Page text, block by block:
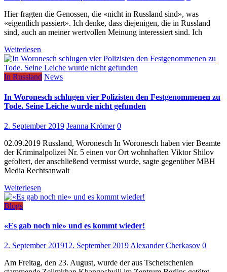
Hier fragten die Genossen, die «nicht in Russland sind», was
«eigentlich passiert». Ich denke, dass diejenigen, die in Russland
sind, auch an meiner wertvollen Meinung interessiert sind. Ich
Weiterlesen
In Russland News
In Woronesch schlugen vier Polizisten den Festgenommenen zu
Tode. Seine Leiche wurde nicht gefunden
2. September 2019 Jeanna Krömer 0
02.09.2019 Russland, Woronesch In Woronesch haben vier Beamte
der Kriminalpolizei Nr. 5 einen vor Ort wohnhaften Viktor Shilov
gefoltert, der anschließend vermisst wurde, sagte gegenüber MBH
Media Rechtsanwalt
Weiterlesen
Blogs
«Es gab noch nie» und es kommt wieder!
2. September 201912. September 2019 Alexander Cherkasov 0
Am Freitag, den 23. August, wurde der aus Tschetschenien